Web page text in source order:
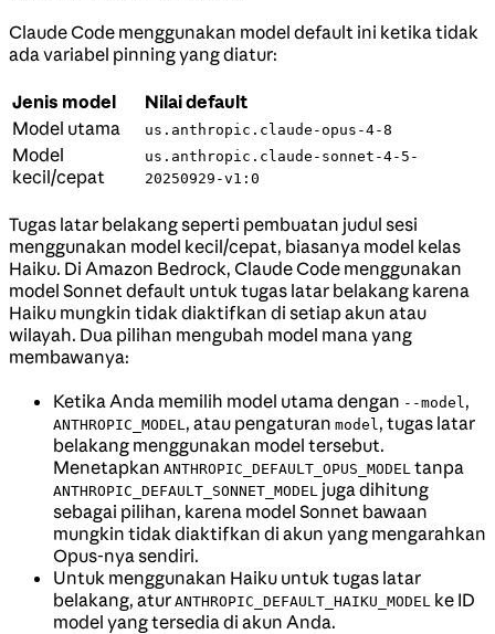
Claude Code menggunakan model default ini ketika tidak
ada variabel pinning yang diatur:
Jenis model
Nilai default
Model utama
us.anthropic.claude-opus-4-8
Model
kecil/cepat
us.anthropic.claude-sonnet-4-5-
20250929-v1:0
Tugas latar belakang seperti pembuatan judul sesi
menggunakan model kecil/cepat, biasanya model kelas
Haiku. Di Amazon Bedrock, Claude Code menggunakan
model Sonnet default untuk tugas latar belakang karena
Haiku mungkin tidak diaktifkan di setiap akun atau
wilayah. Dua pilihan mengubah model mana yang
membawanya:
Ketika Anda memilih model utama dengan --model ,
ANTHROPIC_MODEL , atau pengaturan model , tugas latar
belakang menggunakan model tersebut.
Menetapkan ANTHROPIC_DEFAULT_OPUS_MODEL tanpa
ANTHROPIC_DEFAULT_SONNET_MODEL juga dihitung
sebagai pilihan, karena model Sonnet bawaan
mungkin tidak diaktifkan di akun yang mengarahkan
Opus-nya sendiri.
Untuk menggunakan Haiku untuk tugas latar
belakang, atur ANTHROPIC_DEFAULT_HAIKU_MODEL ke ID
model yang tersedia di akun Anda.